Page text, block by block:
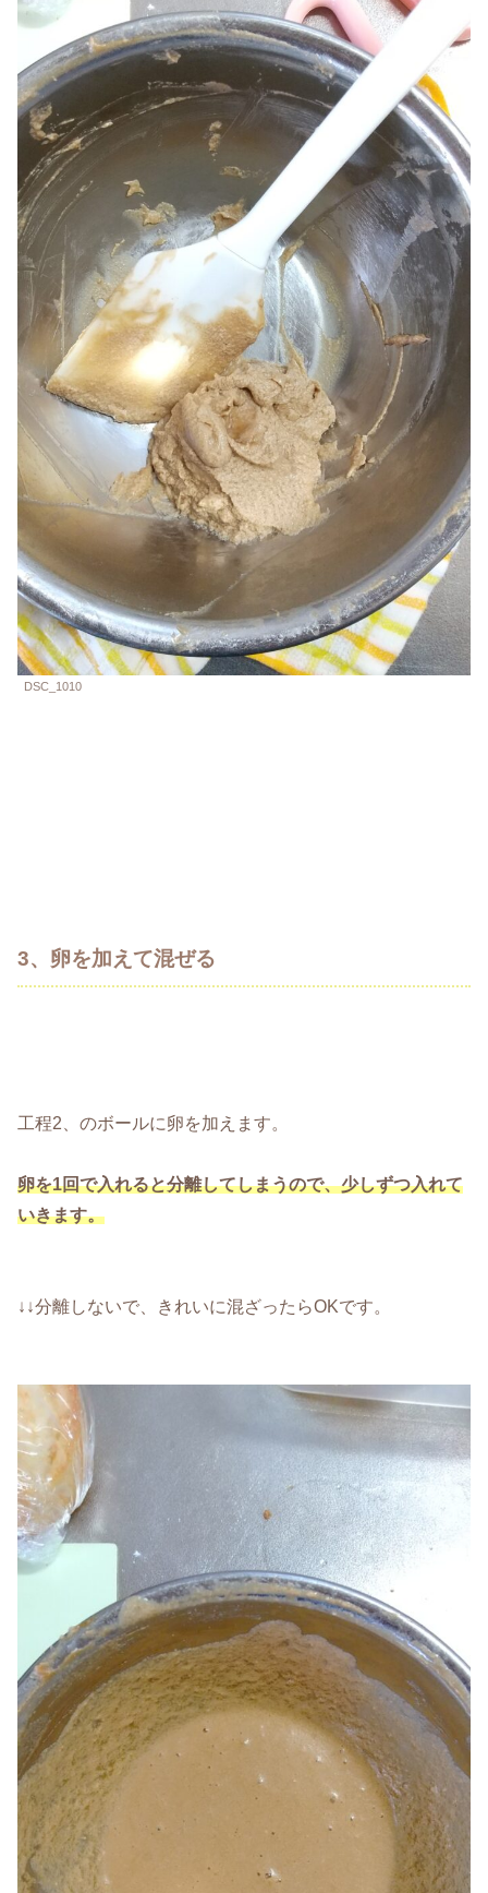
DSC_1010
3、卵を加えて混ぜる
工程2、のボールに卵を加えます。
卵を1回で入れると分離してしまうので、少しずつ入れて
いきます。
↓↓分離しないで、きれいに混ざったらOKです。